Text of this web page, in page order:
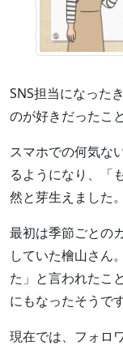
SNS担当になった
のが好きだったこと
スマホでの何気な
るようになり、「
然と芽生えました。
最初は季節ごとの
していた檜山さん
た」と言われたこ
にもなったそうです
現在では、フォロ